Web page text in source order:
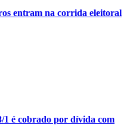
entram na corrida eleitoral
é cobrado por dívida com